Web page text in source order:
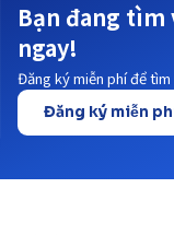
Bạn đang tìm
ngay!
Đăng ký miễn phí để
Đăng ký miễn